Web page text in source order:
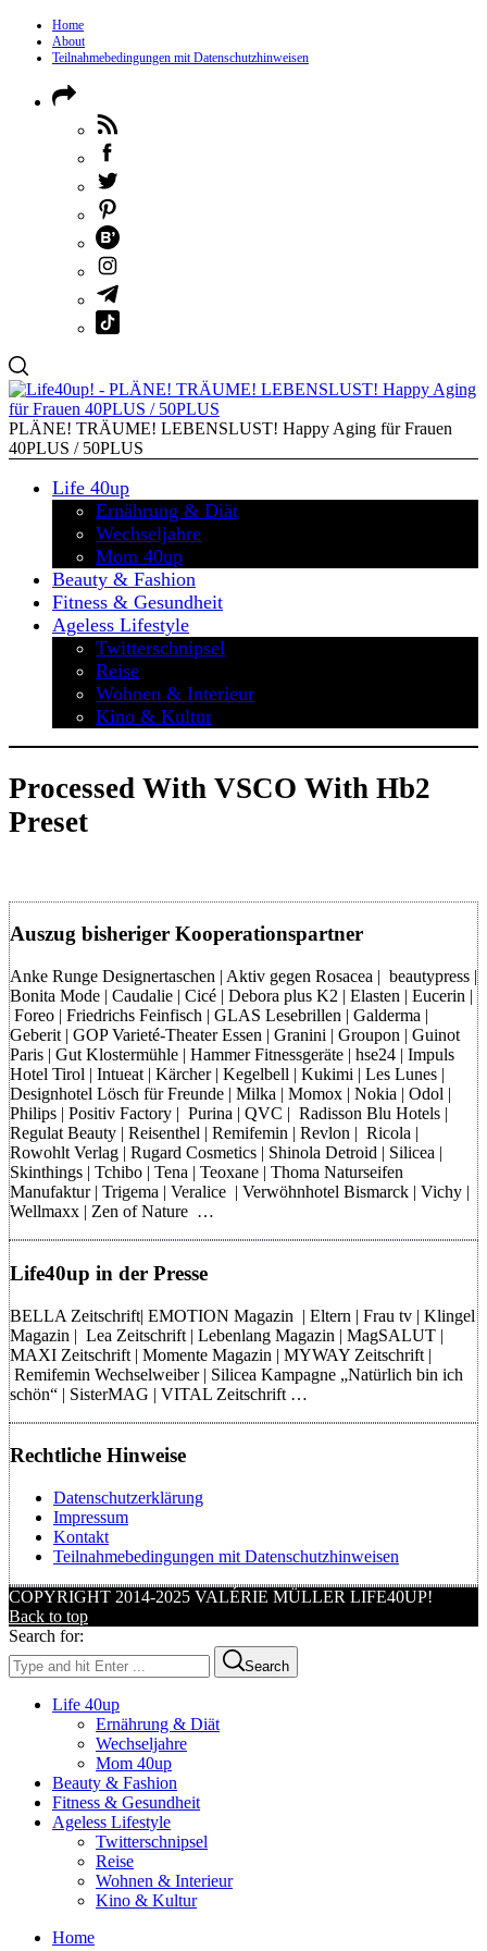
Home
About
Teilnahmebedingungen mit Datenschutzhinweisen
PLÄNE! TRÄUME! LEBENSLUST! Happy Aging für Frauen
40PLUS / 50PLUS
Life 40up
Ernährung & Diät
Wechseljahre
Mom 40up
Beauty & Fashion
Fitness & Gesundheit
Ageless Lifestyle
Twitterschnipsel
Reise
Wohnen & Interieur
Kino & Kultur
Processed With VSCO With Hb2
Preset
Auszug bisheriger Kooperationspartner
Anke Runge Designertaschen | Aktiv gegen Rosacea | beautypress |
Bonita Mode | Caudalie | Cicé | Debora plus K2 | Elasten | Eucerin |
Foreo | Friedrichs Feinfisch | GLAS Lesebrillen | Galderma |
Geberit | GOP Varieté-Theater Essen | Granini | Groupon | Guinot
Paris | Gut Klostermühle | Hammer Fitnessgeräte | hse24 | Impuls
Hotel Tirol | Intueat | Kärcher | Kegelbell | Kukimi | Les Lunes |
Designhotel Lösch für Freunde | Milka | Momox | Nokia | Odol |
Philips | Positiv Factory | Purina | QVC | Radisson Blu Hotels |
Regulat Beauty | Reisenthel | Remifemin | Revlon | Ricola |
Rowohlt Verlag | Rugard Cosmetics | Shinola Detroid | Silicea |
Skinthings | Tchibo | Tena | Teoxane | Thoma Naturseifen
Manufaktur | Trigema | Veralice | Verwöhnhotel Bismarck | Vichy |
Wellmaxx | Zen of Nature …
Life40up in der Presse
BELLA Zeitschrift| EMOTION Magazin | Eltern | Frau tv | Klingel
Magazin | Lea Zeitschrift | Lebenlang Magazin | MagSALUT |
MAXI Zeitschrift | Momente Magazin | MYWAY Zeitschrift |
Remifemin Wechselweiber | Silicea Kampagne „Natürlich bin ich
schön“ | SisterMAG | VITAL Zeitschrift …
Rechtliche Hinweise
Datenschutzerklärung
Impressum
Kontakt
Teilnahmebedingungen mit Datenschutzhinweisen
COPYRIGHT 2014-2025 VALÉRIE MÜLLER LIFE40UP!
Back to top
Search for:
Search
Life 40up
Ernährung & Diät
Wechseljahre
Mom 40up
Beauty & Fashion
Fitness & Gesundheit
Ageless Lifestyle
Twitterschnipsel
Reise
Wohnen & Interieur
Kino & Kultur
Home